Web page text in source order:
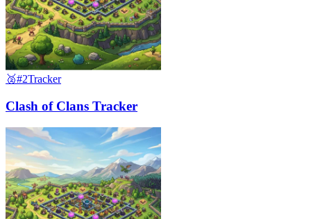
🥈#2Tracker
Clash of Clans Tracker